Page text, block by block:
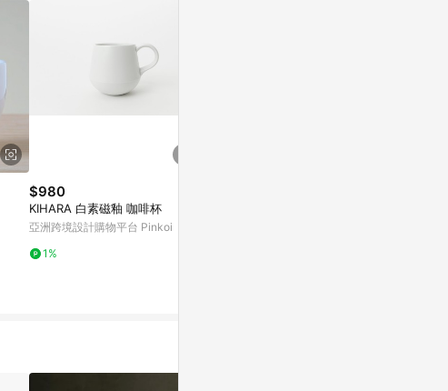
$980
KIHARA 白素磁釉 咖啡杯
亞洲跨境設計購物平台 Pinkoi
1%